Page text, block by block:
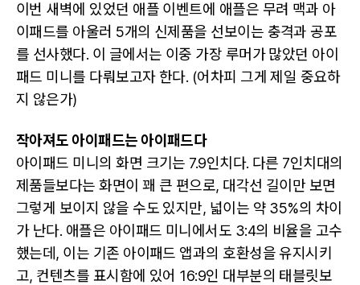
이번 새벽에 있었던 애플 이벤트에 애플은 무려 맥과 아
이패드를 아울러 5개의 신제품을 선보이는 충격과 공포
를 선사했다. 이 글에서는 이중 가장 루머가 많았던 아이
패드 미니를 다뤄보고자 한다. (어차피 그게 제일 중요하
지 않은가)
작아져도 아이패드는 아이패드다
아이패드 미니의 화면 크기는 7.9인치다. 다른 7인치대의
제품들보다는 화면이 꽤 큰 편으로, 대각선 길이만 보면
그렇게 보이지 않을 수도 있지만, 넓이는 약 35%의 차이
가 난다. 애플은 아이패드 미니에서도 3:4의 비율을 고수
했는데, 이는 기존 아이패드 앱과의 호환성을 유지시키
고, 컨텐츠를 표시함에 있어 16:9인 대부분의 태블릿보